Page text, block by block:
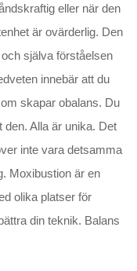
eller när den
är ovärderlig. Den
själva förståelsen
innebär att du
skapar obalans. Du
den. Alla är unika. Det
inte vara detsamma
Moxibustion är en
olika platser för
din teknik. Balans